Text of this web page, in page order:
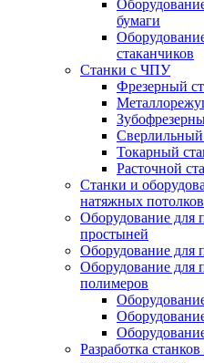
бумаги
стаканчиков
Станки с ЧПУ
Фрезерный
Токарный
Расточной
Cтанки и
натяжных потолков
Oборудование для
простыней
Оборудование для
Оборудование для
полимеров
Разработка